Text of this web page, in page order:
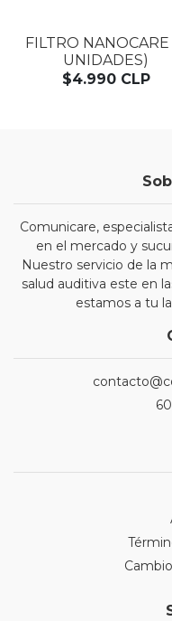
FILTRO
UNIDADES)
$4.990 CLP
Comunicare,
en el mercado y
Nuestro servicio de la
salud auditiva este en
estamos a tu